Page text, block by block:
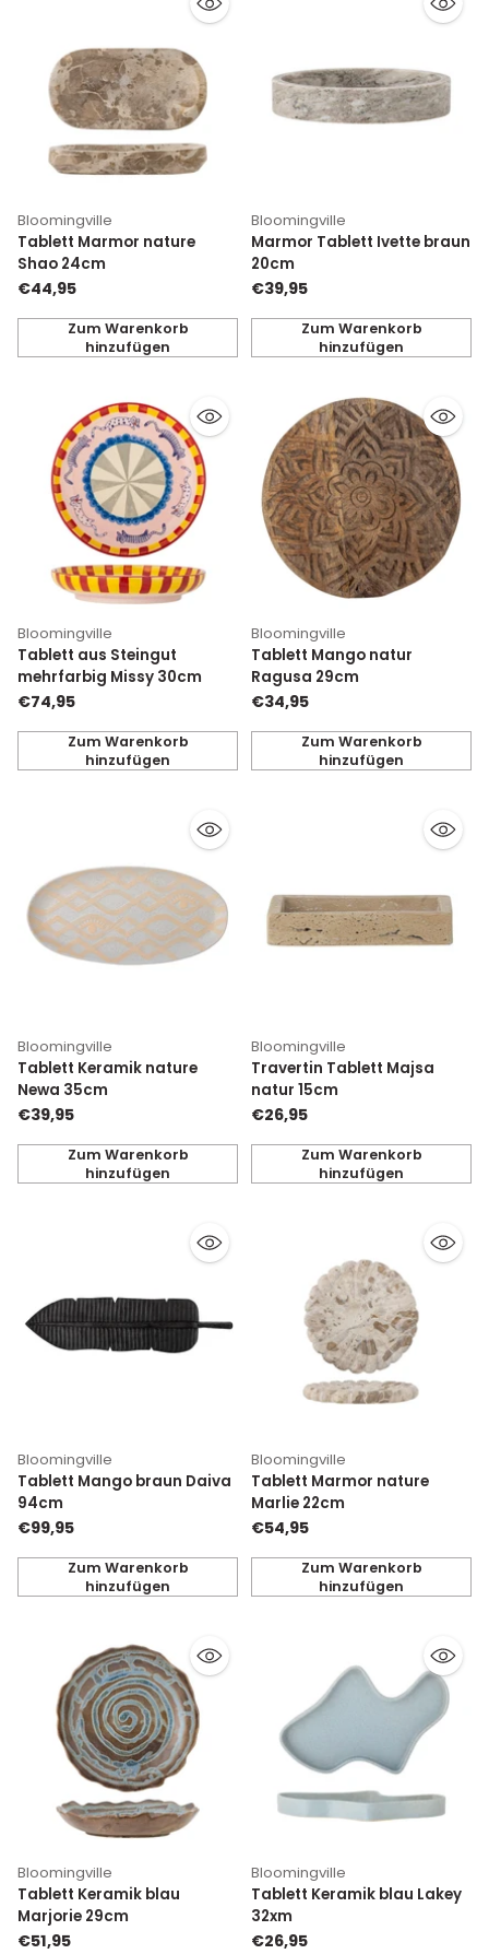
Bloomingville
Tablett Marmor nature
Shao 24cm
€44,95
Zum Warenkorb
hinzufügen
Anzahl
Bloomingville
Marmor Tablett Ivette braun
20cm
€39,95
Zum Warenkorb
hinzufügen
Anzahl
Bloomingville
Tablett aus Steingut
mehrfarbig Missy 30cm
€74,95
Zum Warenkorb
hinzufügen
Anzahl
Bloomingville
Tablett Mango natur
Ragusa 29cm
€34,95
Zum Warenkorb
hinzufügen
Anzahl
Bloomingville
Tablett Keramik nature
Newa 35cm
€39,95
Zum Warenkorb
hinzufügen
Anzahl
Bloomingville
Travertin Tablett Majsa
natur 15cm
€26,95
Zum Warenkorb
hinzufügen
Anzahl
Bloomingville
Tablett Mango braun Daiva
94cm
€99,95
Zum Warenkorb
hinzufügen
Anzahl
Bloomingville
Tablett Marmor nature
Marlie 22cm
€54,95
Zum Warenkorb
hinzufügen
Anzahl
Bloomingville
Tablett Keramik blau
Marjorie 29cm
€51,95
Bloomingville
Tablett Keramik blau Lakey
32xm
€26,95